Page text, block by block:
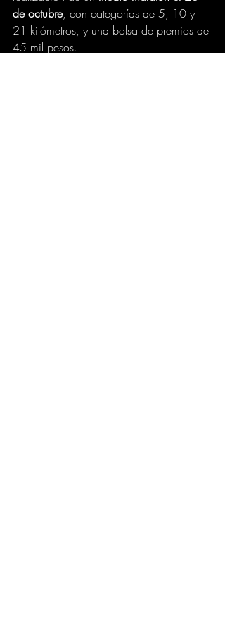
de octubre, con categorías de 5, 10 y
21 kilómetros, y una bolsa de premios de
45 mil pesos.